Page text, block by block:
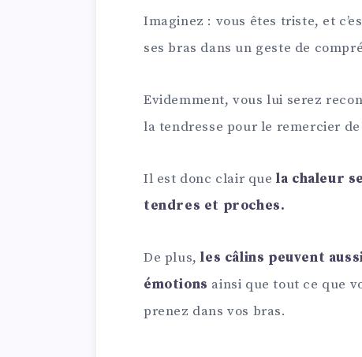
Imaginez : vous êtes triste, et
ses bras dans un geste de
Evidemment, vous lui serez
la tendresse pour le remercier
Il est donc clair quela chaleur
tendres et proches.
De plus,les câlins peuvent
émotions ainsi que tout ce que
prenez dans vos bras.